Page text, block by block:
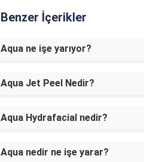
Benzer İçerikler
Aqua ne işe yarıyor?
Aqua Jet Peel Nedir?
Aqua Hydrafacial nedir?
Aqua nedir ne işe yarar?